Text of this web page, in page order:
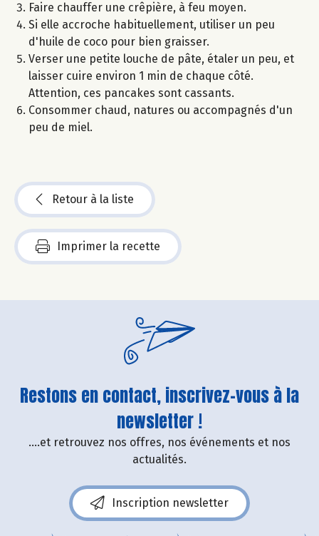
Faire chauffer une crêpière, à feu moyen.
Si elle accroche habituellement, utiliser un peu
d'huile de coco pour bien graisser.
Verser une petite louche de pâte, étaler un peu, et
laisser cuire environ 1 min de chaque côté.
Attention, ces pancakes sont cassants.
Consommer chaud, natures ou accompagnés d'un
peu de miel.
Retour à la liste
Imprimer la recette
Restons en contact, inscrivez-vous à la
newsletter !
....et retrouvez nos offres, nos événements et nos
actualités.
Inscription newsletter